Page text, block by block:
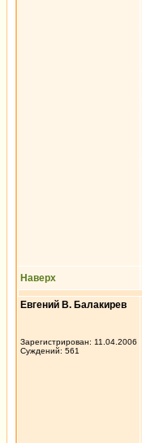
Наверх
Евгений В. Балакирев
Зарегистрирован: 11.04.2006
Суждений: 561